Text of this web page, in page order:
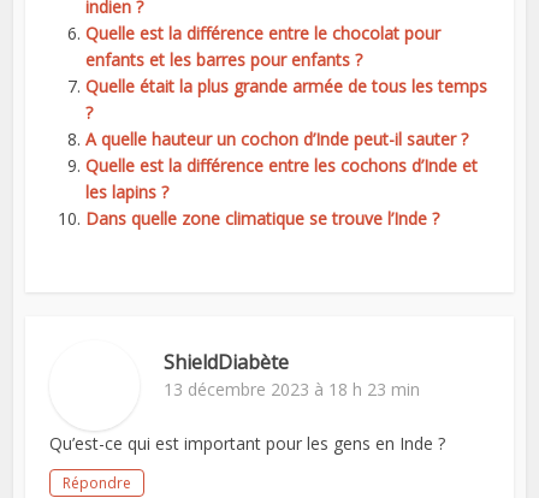
indien ?
Quelle est la différence entre le chocolat pour
enfants et les barres pour enfants ?
Quelle était la plus grande armée de tous les temps
?
A quelle hauteur un cochon d’Inde peut-il sauter ?
Quelle est la différence entre les cochons d’Inde et
les lapins ?
Dans quelle zone climatique se trouve l’Inde ?
ShieldDiabète
13 décembre 2023 à 18 h 23 min
Qu’est-ce qui est important pour les gens en Inde ?
Répondre